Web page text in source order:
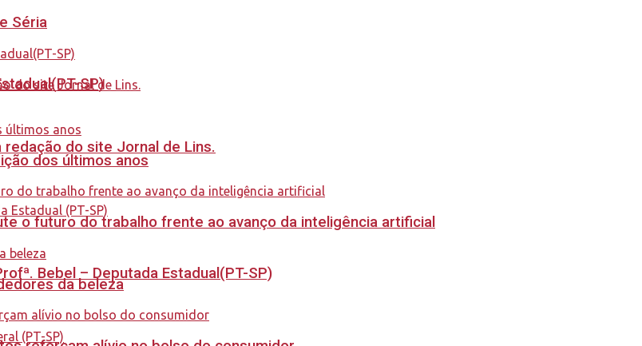
redação do site Jornal de Lins.
Bebel – Deputada Estadual(PT-SP)
Séria
SP)
dos últimos anos
o futuro do trabalho frente ao avanço da inteligência artificial
da beleza